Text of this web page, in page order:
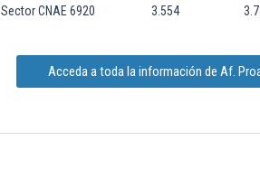
Sector CNAE 6920 3.554
Acceda a toda la información de Af.